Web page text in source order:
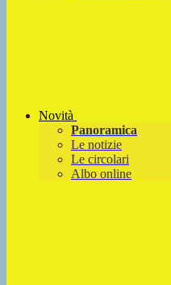
Novità
Panoramica
Le notizie
Le circolari
Albo online